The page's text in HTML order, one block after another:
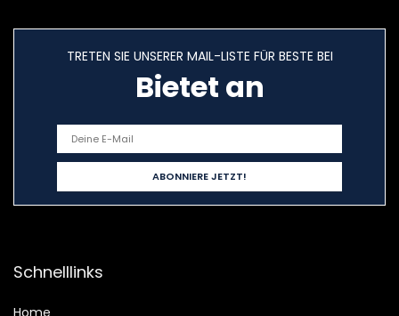
TRETEN SIE UNSERER MAIL-LISTE FÜR BESTE BEI
Bietet an
Schnelllinks